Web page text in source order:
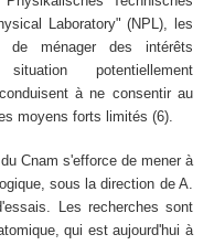
Laboratory" (NPL), les
de ménager des intérêts
potentiellement
à ne consentir au
moyens forts limités (6).
Cnam s'efforce de mener à
sous la direction de A.
Les recherches sont
qui est aujourd'hui à